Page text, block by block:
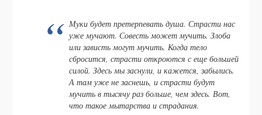
Муки будет претерпевать душа. Страсти нас
уже мучают. Совесть может мучить. Злоба
или зависть могут мучить. Когда тело
сбросится, страсти откроются с еще большей
силой. Здесь мы заснули, и кажется, забылись.
А там уже не заснешь, и страсти будут
мучить в тысячу раз больше, чем здесь. Вот,
что такое мытарства и страдания.